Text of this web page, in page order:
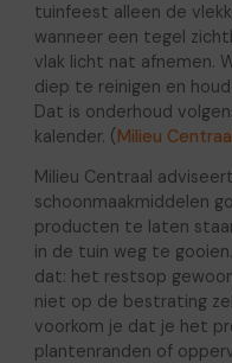
tuinfeest alleen de
wanneer een tegel
vlak licht nat afnemen.
diep te reinigen en
Dat is onderhoud
kalender. ( Milieu Centraal
Milieu Centraal
schoonmaakmiddelen
producten te laten
in de tuin weg te
dat: het restsop
niet op de bestrating
voorkom je dat je het
plantenranden of